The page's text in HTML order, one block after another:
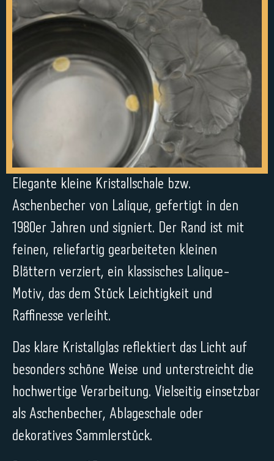
Elegante kleine Kristallschale bzw.
Aschenbecher von Lalique, gefertigt in den
1980er Jahren und signiert. Der Rand ist mit
feinen, reliefartig gearbeiteten kleinen
Blättern verziert, ein klassisches Lalique-
Motiv, das dem Stück Leichtigkeit und
Raffinesse verleiht.
Das klare Kristallglas reflektiert das Licht auf
besonders schöne Weise und unterstreicht die
hochwertige Verarbeitung. Vielseitig einsetzbar
als Aschenbecher, Ablageschale oder
dekoratives Sammlerstück.